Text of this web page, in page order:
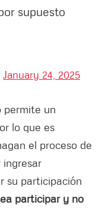
supuesto
January 24, 2025
permite un
lo que es
el proceso de
su participación
participar y no